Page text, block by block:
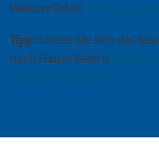
Weitere Infos:
Tipp: Lassen Sie sich das
nach Hause liefern.
unserem Infoblatt.